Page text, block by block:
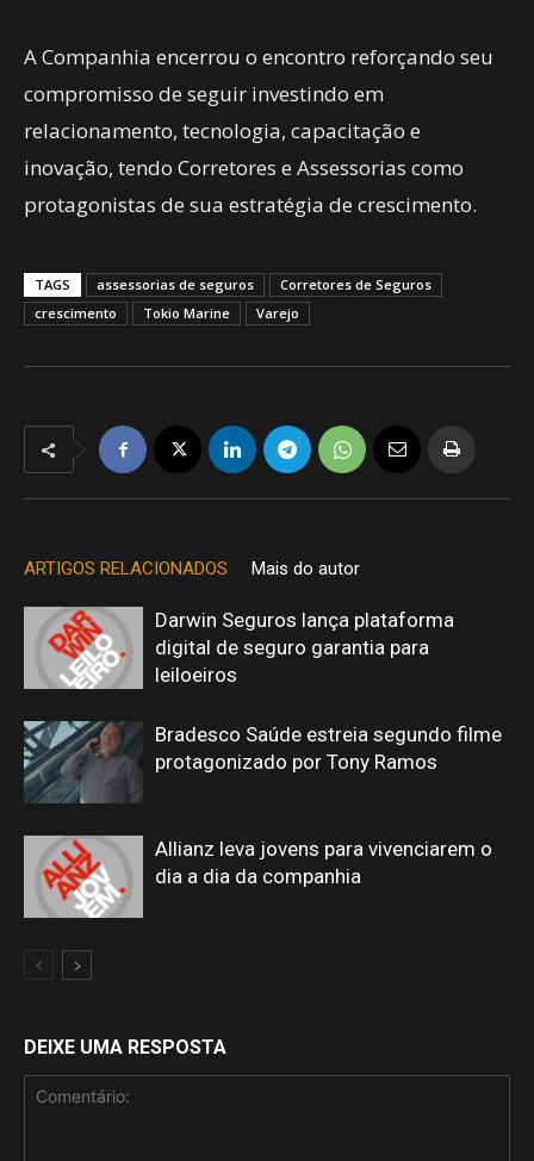
A Companhia encerrou o encontro reforçando seu
compromisso de seguir investindo em
relacionamento, tecnologia, capacitação e
inovação, tendo Corretores e Assessorias como
protagonistas de sua estratégia de crescimento.
TAGS assessorias de seguros
Corretores de Seguros
crescimento
Tokio Marine Varejo
ARTIGOS RELACIONADOS Mais do autor
Darwin Seguros lança plataforma
digital de seguro garantia para
leiloeiros
Bradesco Saúde estreia segundo filme
protagonizado por Tony Ramos
Allianz leva jovens para vivenciarem o
dia a dia da companhia
DEIXE UMA RESPOSTA